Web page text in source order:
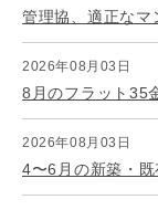
管理協、適正なマ
2026年08月03日
8月のフラット35
2026年08月03日
4〜6月の新築・